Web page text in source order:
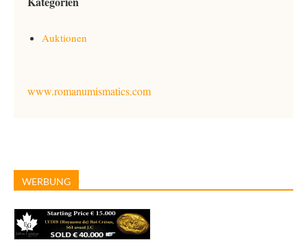
Auktionen
www.romanumismatics.com
WERBUNG